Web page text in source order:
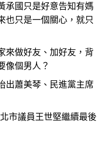
承國只是好意告知有媽
也只是一個關心，就只
來做好友、加好友，背
像個男人？
出蕭美琴、民進黨主席
市議員王世堅繼續最後